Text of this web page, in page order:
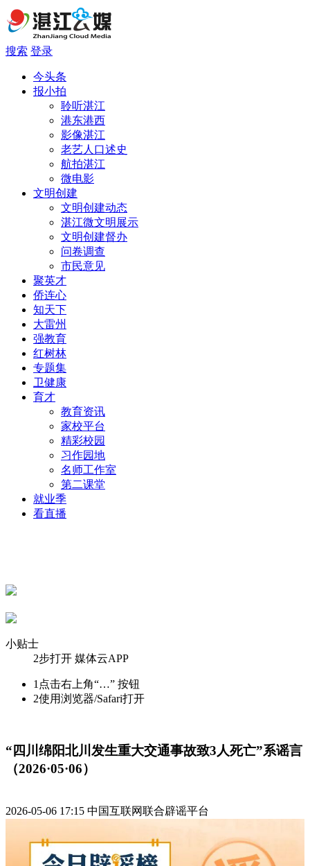
搜索 登录
今头条
报小拍
聆听湛江
港东港西
影像湛江
老艺人口述史
航拍湛江
微电影
文明创建
文明创建动态
湛江微文明展示
文明创建督办
问卷调查
市民意见
聚英才
侨连心
知天下
大雷州
强教育
红树林
专题集
卫健康
育才
教育资讯
家校平台
精彩校园
习作园地
名师工作室
第二课堂
就业季
看直播
小贴士
2步打开 媒体云APP
1 点击右上角“…” 按钮
2使用浏览器/Safari打开
“四川绵阳北川发生重大交通事故致3人死亡”系谣言
（2026·05·06）
2026-05-06 17:15 中国互联网联合辟谣平台